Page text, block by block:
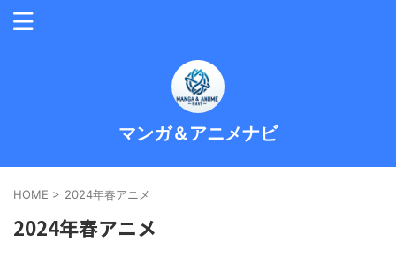
マンガ＆アニメナビ
HOME > 2024年春アニメ
2024年春アニメ